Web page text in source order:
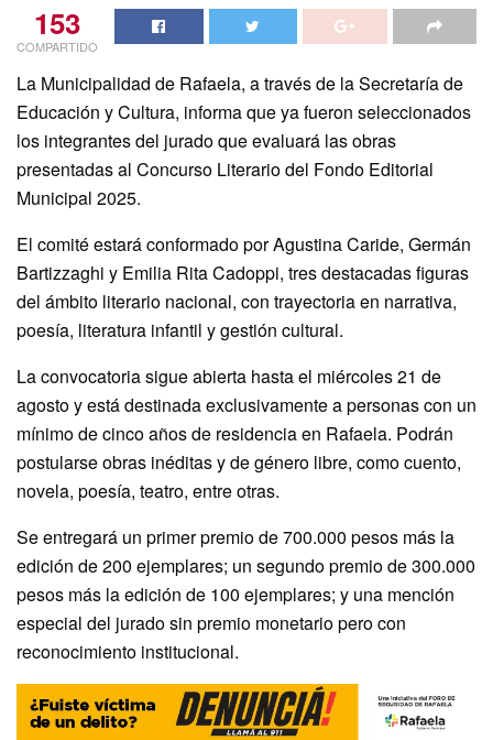
153
COMPARTIDO
La Municipalidad de Rafaela, a través de la Secretaría de
Educación y Cultura, informa que ya fueron seleccionados
los integrantes del jurado que evaluará las obras
presentadas al Concurso Literario del Fondo Editorial
Municipal 2025.
El comité estará conformado por Agustina Caride, Germán
Bartizzaghi y Emilia Rita Cadoppi, tres destacadas figuras
del ámbito literario nacional, con trayectoria en narrativa,
poesía, literatura infantil y gestión cultural.
La convocatoria sigue abierta hasta el miércoles 21 de
agosto y está destinada exclusivamente a personas con un
mínimo de cinco años de residencia en Rafaela. Podrán
postularse obras inéditas y de género libre, como cuento,
novela, poesía, teatro, entre otras.
Se entregará un primer premio de 700.000 pesos más la
edición de 200 ejemplares; un segundo premio de 300.000
pesos más la edición de 100 ejemplares; y una mención
especial del jurado sin premio monetario pero con
reconocimiento institucional.